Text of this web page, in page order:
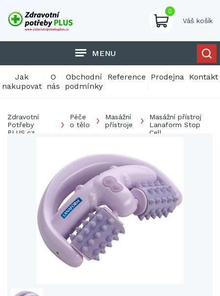
0
Váš košík
MENU
Jak
nakupovat
O
nás
Obchodní
podmínky
Reference Prodejna Kontakt
Zdravotní
Potřeby
PLUS.cz
Péče
o tělo
Masážní
přístroje
Masážní přístroj
Lanaform Stop
Cell